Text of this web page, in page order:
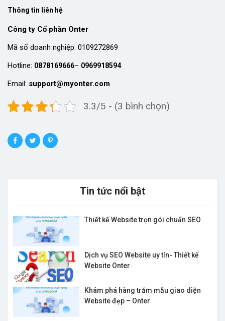
Thông tin liên hệ
Công ty Cổ phần Onter
Mã số doanh nghiệp: 0109272869
Hotline: 0878169666– 0969918594
Email: support@myonter.com
3.3/5 - (3 bình chọn)
Tin tức nổi bật
Thiết kế Website trọn gói chuẩn SEO
Dịch vụ SEO Website uy tín- Thiết kế
Website Onter
Khám phá hàng trăm mẫu giao diện
Website đẹp – Onter